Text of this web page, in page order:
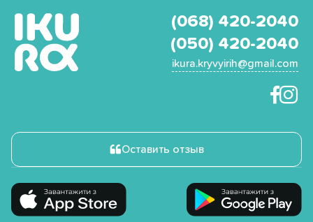
(068) 420-2040
(050) 420-2040
ikura.kryvyirih@gmail.com
Оставить отзыв